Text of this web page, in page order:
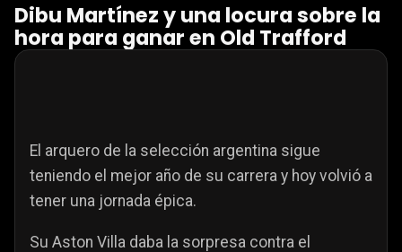
Dibu Martínez y una locura sobre la
hora para ganar en Old Trafford
El arquero de la selección argentina sigue
teniendo el mejor año de su carrera y hoy volvió a
tener una jornada épica.
Su Aston Villa daba la sorpresa contra el